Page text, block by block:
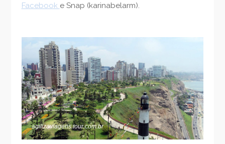
Facebook e Snap (karinabelarm).
agilizaviagens.tour.com.br